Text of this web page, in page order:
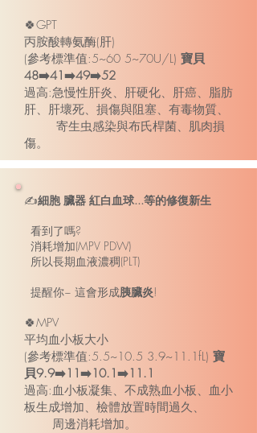
🍀GPT
丙胺酸轉氨酶(肝)
(參考標準值:5~60 5~70U/L) 寶貝
48➡️41➡️49➡️52
過高:急慢性肝炎、肝硬化、肝癌、脂肪
肝、肝壞死、損傷與阻塞、有毒物質、
寄生虫感染與布氏桿菌、肌肉損
傷。
✍️細胞 臟器 紅白血球...等的修復新生
看到了嗎?
消耗增加(MPV PDW)
所以長期血液濃稠(PLT)
提醒你~ 這會形成胰臟炎!
🍀MPV
平均血小板大小
(參考標準值:5.5~10.5 3.9~11.1fL) 寶
貝9.9➡️11➡️10.1➡️11.1
過高:血小板凝集、不成熟血小板、血小
板生成增加、檢體放置時間過久、
周邊消耗增加。